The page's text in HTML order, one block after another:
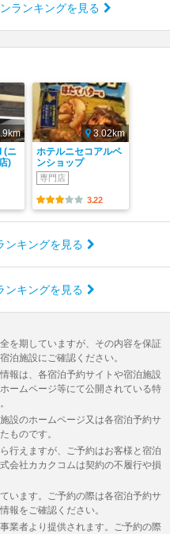
ランキングを見る
(ニ
)
3.02km
ホテルニセコアルペ
ンショップ
専門店
3.22
ンキングを見る
ンキングを見る
を期していますが、その内容を保証
泊施設にご確認ください。
報は、各宿泊予約サイトや宿泊施設
ームページ等にて公開されている特
設のホームページ又は各宿泊予約サ
ものです。
行えますが、ご予約はお客様と宿泊
会社カカクコムは契約の不履行や損
います。ご予約の際は各宿泊予約サ
報をご確認ください。
業者より提供されます。ご予約の際